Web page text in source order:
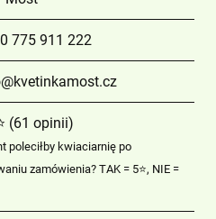
775 911 222
(61 opinii)
poleciłby kwiaciarnię po
zamówienia? TAK = 5⭐, NIE =